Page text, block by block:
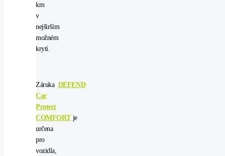
km
v
nejširším
možném
krytí.
Záruka DEFEND
Car
Protect
COMFORTje
určena
pro
vozidla,